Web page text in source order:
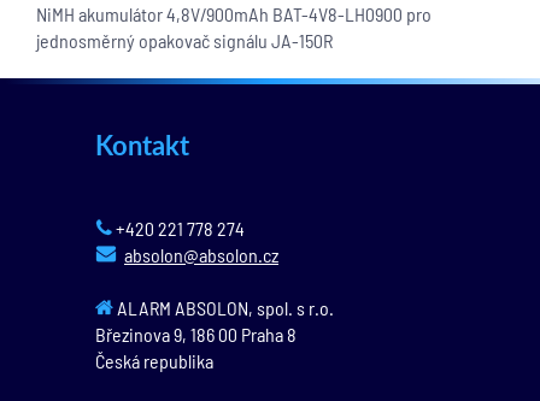
NiMH akumulátor 4,8V/900mAh BAT-4V8-LH0900 pro
jednosměrný opakovač signálu JA-150R
Kontakt
+420 221 778 274
absolon@absolon.cz
ALARM ABSOLON, spol. s r.o.
Březinova 9, 186 00 Praha 8
Česká republika